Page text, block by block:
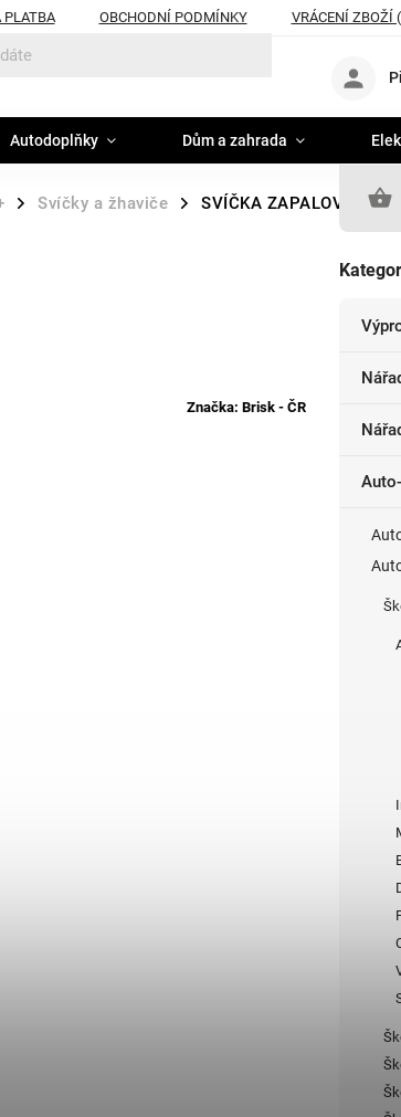
PLATBA OBCHODNÍ PODMÍNKY VRÁCENÍ ZBOŽÍ
Autodoplňky Dům a zahrada
/ Svíčky a žhaviče / SVÍČKA ZAPALOVACÍ
Značka: Brisk - ČR